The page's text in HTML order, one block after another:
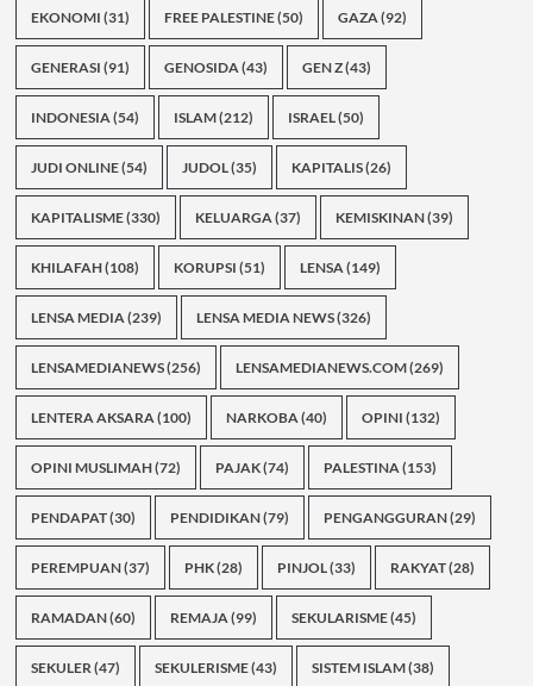
EKONOMI (31) FREE PALESTINE(50) GAZA(92)
GENERASI (91) GENOSIDA(43) GEN Z(43)
INDONESIA(54) ISLAM(212) ISRAEL(50)
JUDI ONLINE(54) JUDOL(35) KAPITALIS(26)
KAPITALISME(330) KELUARGA(37) KEMISKINAN(39)
KHILAFAH(108) KORUPSI (51) LENSA(149)
LENSA MEDIA(239) LENSA MEDIA NEWS(326)
LENSAMEDIANEWS(256) LENSAMEDIANEWS.COM(269)
LENTERA AKSARA(100) NARKOBA(40) OPINI (132)
OPINI MUSLIMAH(72) PAJAK(74) PALESTINA(153)
PENDAPAT(30) PENDIDIKAN(79) PENGANGGURAN(29)
PEREMPUAN(37) PHK(28) PINJOL(33) RAKYAT(28)
RAMADAN(60) REMAJA(99) SEKULARISME(45)
SEKULER(47) SEKULERISME(43) SISTEM ISLAM(38)